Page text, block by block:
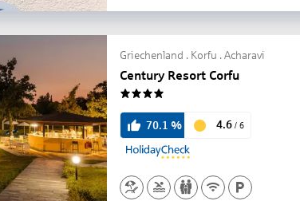
Griechenland . Korfu . Acharavi
Century Resort Corfu
70.1 % 4.6 / 6